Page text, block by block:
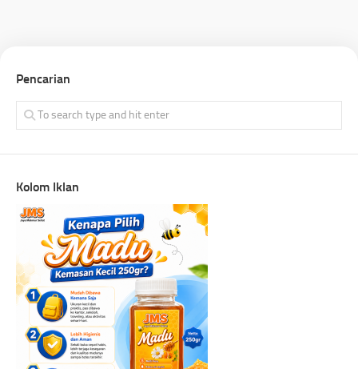
Pencarian
Kolom Iklan